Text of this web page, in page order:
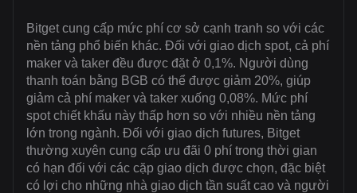
Bitget cung cấp mức phí cơ sở cạnh tranh so với các
nền tảng phổ biến khác. Đối với giao dịch spot, cả phí
maker và taker đều được đặt ở 0,1%. Người dùng
thanh toán bằng BGB có thể được giảm 20%, giúp
giảm cả phí maker và taker xuống 0,08%. Mức phí
spot chiết khấu này thấp hơn so với nhiều nền tảng
lớn trong ngành. Đối với giao dịch futures, Bitget
thường xuyên cung cấp ưu đãi 0 phí trong thời gian
có hạn đối với các cặp giao dịch được chọn, đặc biệt
có lợi cho những nhà giao dịch tần suất cao và người